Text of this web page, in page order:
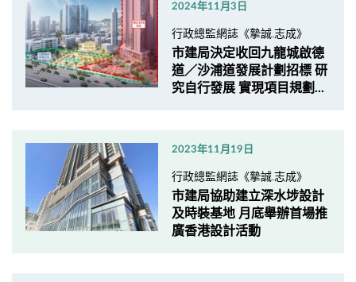
2024年11月3日
行政總監網誌《摯誠.志成》
市建局決定收回九龍城啟德
道／沙浦道發展計劃招標 研
究自行發展 實現項目規劃...
2023年11月19日
行政總監網誌《摯誠.志成》
市建局協助建立深水埗設計
及時裝基地 月底舉辦首場推
廣香港設計活動